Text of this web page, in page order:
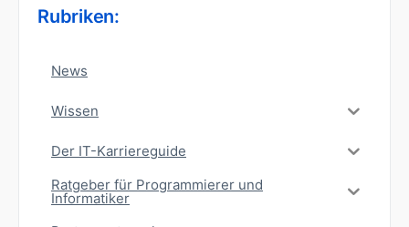
Rubriken:
News
Wissen
Der IT-Karriereguide
Ratgeber für Programmierer und
Informatiker